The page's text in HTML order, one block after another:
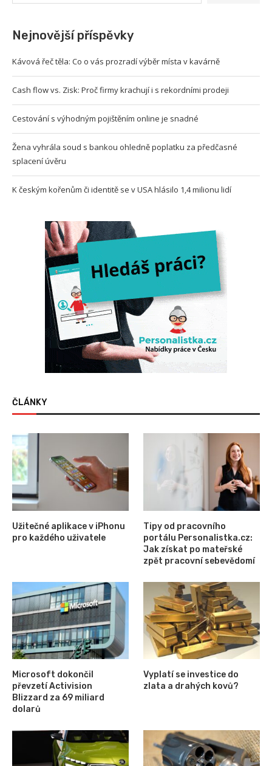
Nejnovější příspěvky
Kávová řeč těla: Co o vás prozradí výběr místa v kavárně
Cash flow vs. Zisk: Proč firmy krachují i s rekordními prodeji
Cestování s výhodným pojištěním online je snadné
Žena vyhrála soud s bankou ohledně poplatku za předčasné
splacení úvěru
K českým kořenům či identitě se v USA hlásilo 1,4 milionu lidí
ČLÁNKY
Užitečné aplikace v iPhonu
pro každého uživatele
Tipy od pracovního
portálu Personalistka.cz:
Jak získat po mateřské
zpět pracovní sebevědomí
Microsoft dokončil
převzetí Activision
Blizzard za 69 miliard
dolarů
Vyplatí se investice do
zlata a drahých kovů?